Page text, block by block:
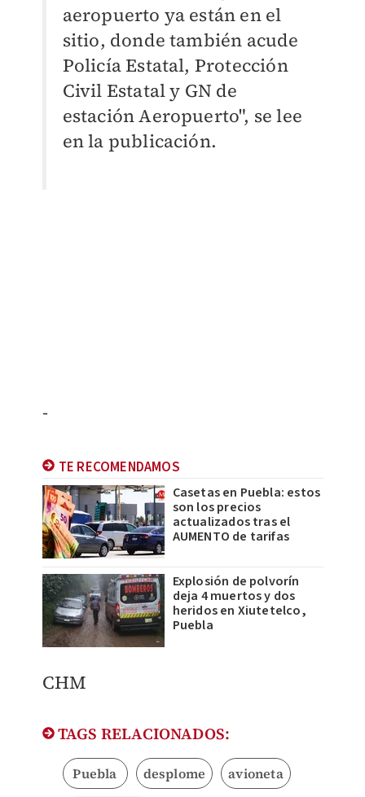
aeropuerto ya están en el
sitio, donde también acude
Policía Estatal, Protección
Civil Estatal y GN de
estación Aeropuerto", se lee
en la publicación.
-
TE RECOMENDAMOS
Casetas en Puebla: estos
son los precios
actualizados tras el
AUMENTO de tarifas
Explosión de polvorín
deja 4 muertos y dos
heridos en Xiutetelco,
Puebla
CHM
TAGS RELACIONADOS:
Puebla desplome avioneta